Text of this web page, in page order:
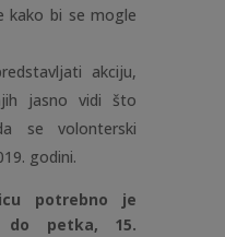
kako bi se mogle
akciju,
jasno vidi što
se volonterski
godini.
potrebno je
do petka, 15.